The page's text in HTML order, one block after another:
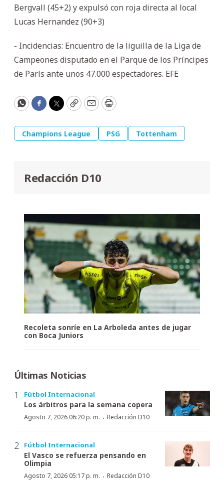
Bergvall (45+2) y expulsó con roja directa al local
Lucas Hernandez (90+3)
- Incidencias: Encuentro de la liguilla de la Liga de
Campeones disputado en el Parque de los Príncipes
de París ante unos 47.000 espectadores. EFE
WhatsApp
Facebook
Twitter
CopyEmailPrint
Champions League PSG Tottenham
Redacción D10
Recoleta sonríe en La Arboleda antes de jugar
con Boca Juniors
Últimas Noticias
Fútbol Internacional
Los árbitros para la semana copera
Agosto 7, 2026 06:20 p. m. · Redacción D10
Fútbol Internacional
El Vasco se refuerza pensando en
Olimpia
Agosto 7, 2026 05:17 p. m. · Redacción D10